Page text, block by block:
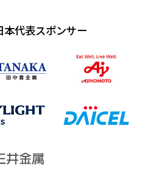
代表スポンサー